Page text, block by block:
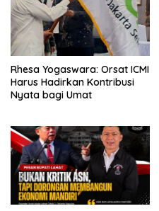
Rhesa Yogaswara: Orsat ICMI
Harus Hadirkan Kontribusi
Nyata bagi Umat